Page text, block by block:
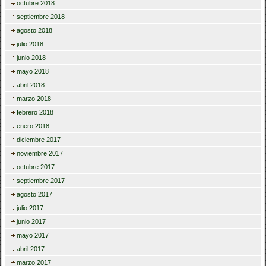
octubre 2018
septiembre 2018
agosto 2018
julio 2018
junio 2018
mayo 2018
abril 2018
marzo 2018
febrero 2018
enero 2018
diciembre 2017
noviembre 2017
octubre 2017
septiembre 2017
agosto 2017
julio 2017
junio 2017
mayo 2017
abril 2017
marzo 2017